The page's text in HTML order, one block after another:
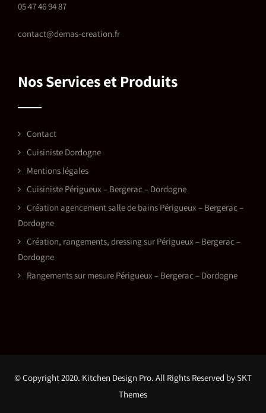
05 47 46 94 87
contact@demas-creation.fr
Nos Services et Produits
Contact
Cuisiniste Dordogne
Mentions légales
Cuisiniste Périgueux – Bergerac – Dordogne
Création agencement salle de bains Périgueux – Bergerac –
Dordogne
Création, rangements, dressing sur Périgueux – Bergerac –
Dordogne
Rangements sur mesure Périgueux – Bergerac – Dordogne
© Copyright 2020. Kitchen Design Pro. All Rights Reserved by SKT
Themes